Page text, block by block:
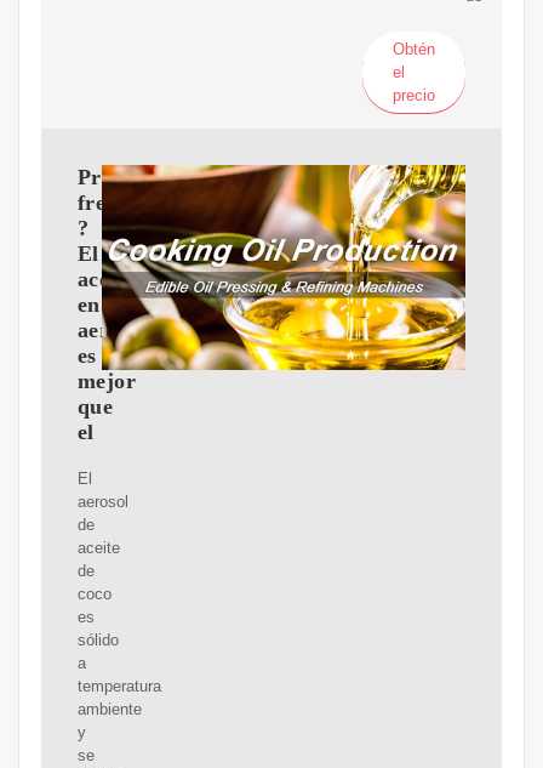
Obtén
el
precio
Preguntas
frecuentes:
?
El
aceite
en
aerosol
es
mejor
que
el
El
aerosol
de
aceite
de
coco
es
sólido
a
temperatura
ambiente
y
se